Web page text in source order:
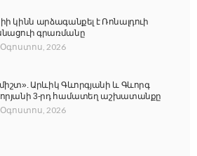
կինն արձագանքել է Ռոնալդուի
գրառմանը
Օգոստոս, 2026
Արևիկ Գևորգյանի և Գևորգ
3-րդ համատեղ աշխատանքը
Օգոստոս, 2026